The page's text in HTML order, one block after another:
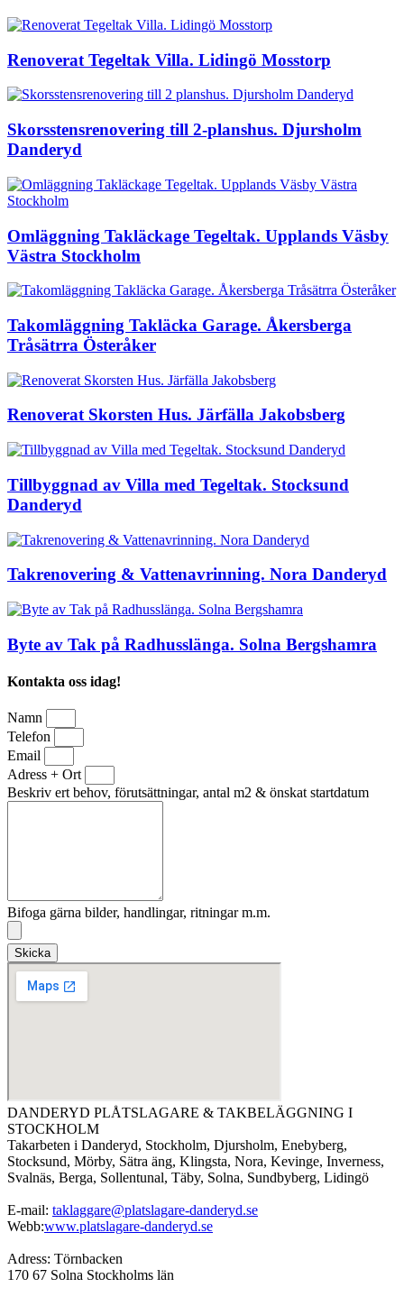
Renoverat Tegeltak Villa. Lidingö Mosstorp
Skorsstensrenovering till 2-planshus. Djursholm
Danderyd
Omläggning Takläckage Tegeltak. Upplands Väsby
Västra Stockholm
Takomläggning Takläcka Garage. Åkersberga
Tråsätrra Österåker
Renoverat Skorsten Hus. Järfälla Jakobsberg
Tillbyggnad av Villa med Tegeltak. Stocksund
Danderyd
Takrenovering & Vattenavrinning. Nora Danderyd
Byte av Tak på Radhusslänga. Solna Bergshamra
Kontakta oss idag!
Namn
Telefon
Email
Adress + Ort
Beskriv ert behov, förutsättningar, antal m2 & önskat startdatum
Bifoga gärna bilder, handlingar, ritningar m.m.
Skicka
DANDERYD PLÅTSLAGARE & TAKBELÄGGNING I
STOCKHOLM
Takarbeten i Danderyd, Stockholm, Djursholm, Enebyberg,
Stocksund, Mörby, Sätra äng, Klingsta, Nora, Kevinge, Inverness,
Svalnäs, Berga, Sollentunal, Täby, Solna, Sundbyberg, Lidingö
E-mail: taklaggare@platslagare-danderyd.se
Webb:www.platslagare-danderyd.se
Adress: Törnbacken
170 67 Solna Stockholms län